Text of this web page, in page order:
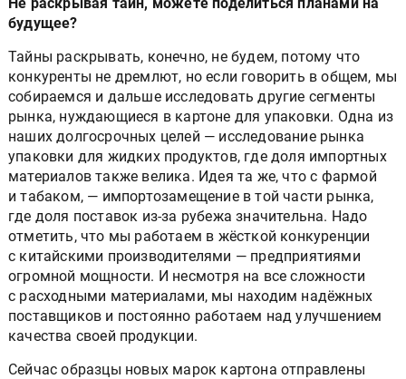
будущее?
Тайны раскрывать, конечно, не будем, потому что
конкуренты не дремлют, но если говорить в общем, мы
собираемся и дальше исследовать другие сегменты
рынка, нуждающиеся в картоне для упаковки. Одна из
наших долгосрочных целей — исследование рынка
упаковки для жидких продуктов, где доля импортных
материалов также велика. Идея та же, что с фармой
и табаком, — импортозамещение в той части рынка,
где доля поставок из-за рубежа значительна. Надо
отметить, что мы работаем в жёсткой конкуренции
с китайскими производителями — предприятиями
огромной мощности. И несмотря на все сложности
с расходными материалами, мы находим надёжных
поставщиков и постоянно работаем над улучшением
качества своей продукции.
Сейчас образцы новых марок картона отправлены